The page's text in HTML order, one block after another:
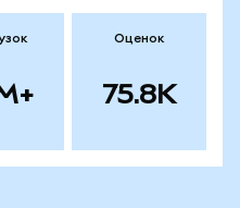
Оценок
75.8K